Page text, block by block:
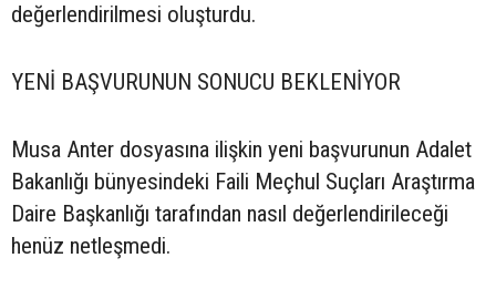
değerlendirilmesi oluşturdu.
YENİ BAŞVURUNUN SONUCU BEKLENİYOR
Musa Anter dosyasına ilişkin yeni başvurunun Adalet
Bakanlığı bünyesindeki Faili Meçhul Suçları Araştırma
Daire Başkanlığı tarafından nasıl değerlendirileceği
henüz netleşmedi.